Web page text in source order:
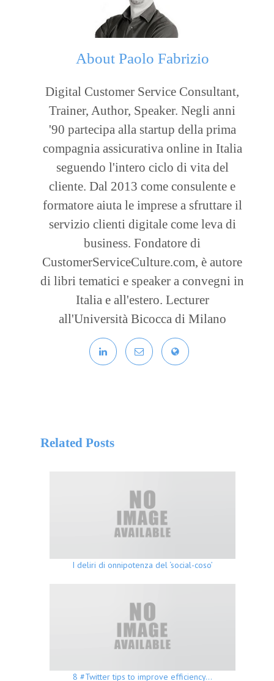
About Paolo Fabrizio
Digital Customer Service Consultant,
Trainer, Author, Speaker. Negli anni
'90 partecipa alla startup della prima
compagnia assicurativa online in Italia
seguendo l'intero ciclo di vita del
cliente. Dal 2013 come consulente e
formatore aiuta le imprese a sfruttare il
servizio clienti digitale come leva di
business. Fondatore di
CustomerServiceCulture.com, è autore
di libri tematici e speaker a convegni in
Italia e all'estero. Lecturer
all'Università Bicocca di Milano
Related Posts
I deliri di onnipotenza del ‘social-coso’
8 #Twitter tips to improve efficiency…